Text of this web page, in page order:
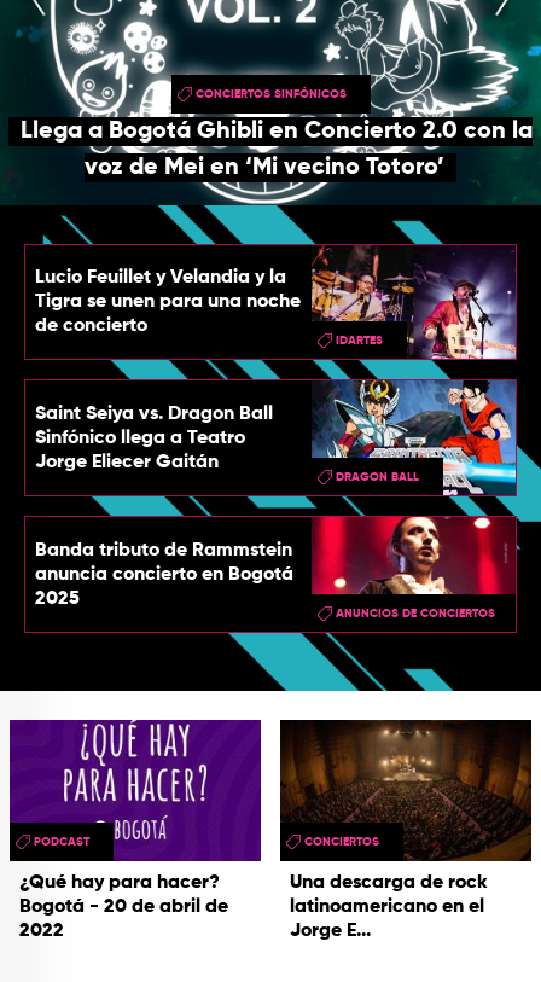
TOP
QUIÉNES SOMOS
CONTACTO
CONCIERTOS SINFÓNICOS
Llega a Bogotá Ghibli en Concierto 2.0 con la
voz de Mei en ‘Mi vecino Totoro’
Lucio Feuillet y Velandia y la
Tigra se unen para una noche
de concierto
IDARTES
Saint Seiya vs. Dragon Ball
Sinfónico llega a Teatro
Jorge Eliecer Gaitán
DRAGON BALL
Banda tributo de Rammstein
anuncia concierto en Bogotá
2025
ANUNCIOS DE CONCIERTOS
¿Qué hay para hacer?
Bogotá - 20 de abril de
2022
PODCAST
Una descarga de rock
latinoamericano en el
Jorge E...
CONCIERTOS